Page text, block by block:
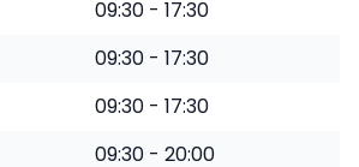
09:30 - 17:30
09:30 - 17:30
09:30 - 17:30
09:30 - 20:00